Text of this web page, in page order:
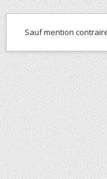
Sauf mention